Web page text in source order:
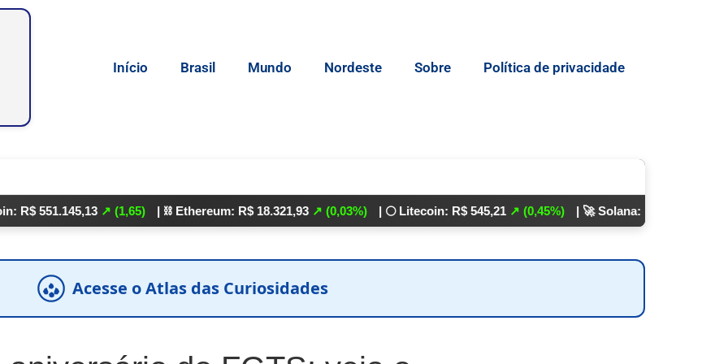
Início Brasil Mundo Nordeste Sobre Política de privacidade
↗ (1,65) | ⛓️ Ethereum: R$ 18.321,93 ↗ (0,03%) | 🌕 Litecoin: R$ 545,21↗ (0,45%) | 🚀 Solana: R$ 862,24
Acesse o Atlas das Curiosidades